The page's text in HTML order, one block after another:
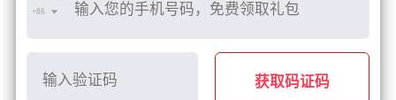
+86
获取码证码